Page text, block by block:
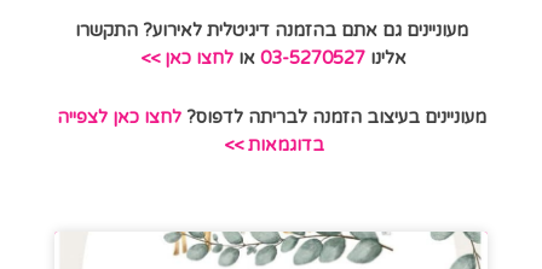
מעוניינים גם אתם בהזמנה דיגיטלית לאירוע? התקשרו
אלינו 03-5270527 או לחצו כאן >>
מעוניינים בעיצוב הזמנה לבריתה לדפוס?לחצו כאן לצפייה
בדוגמאות >>